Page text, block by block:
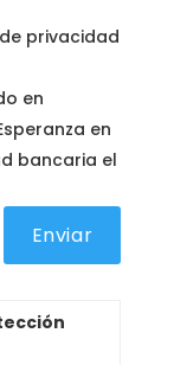
privacidad
en
en
bancaria el